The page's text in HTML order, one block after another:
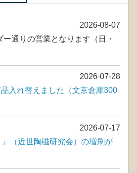
2026-08-07
通りの営業となります（日・
2026-07-28
入れ替えました（文京倉庫300
2026-07-17
』（近世陶磁研究会）の増刷が